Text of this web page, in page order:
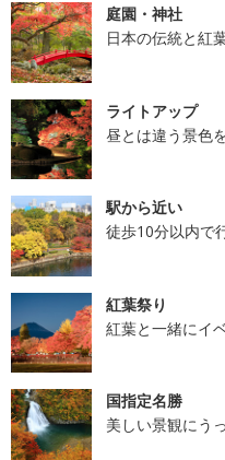
庭園・神社
日本の伝統と紅
ライトアップ
昼とは違う景色
駅から近い
徒歩10分以内で
紅葉祭り
紅葉と一緒にイ
国指定名勝
美しい景観にう